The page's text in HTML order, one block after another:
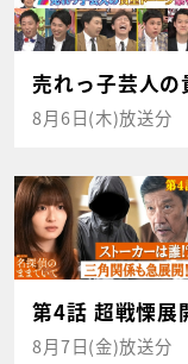
売れっ子芸人
8月6日(木)放送分
第4話 超戦慄展
8月7日(金)放送分